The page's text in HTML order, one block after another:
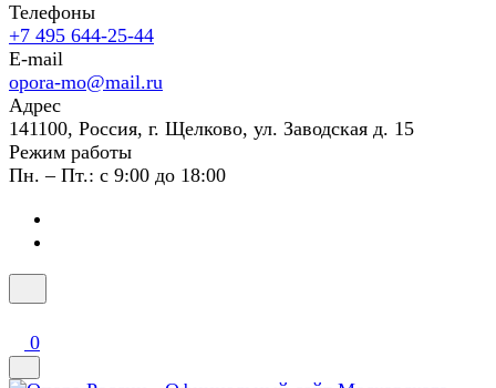
Телефоны
+7 495 644-25-44
E-mail
opora-mo@mail.ru
Адрес
141100, Россия, г. Щелково, ул. Заводская д. 15
Режим работы
Пн. – Пт.: с 9:00 до 18:00
0